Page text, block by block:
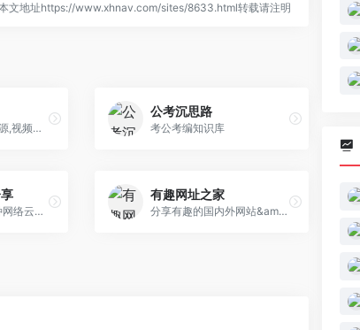
文地址https://www.xhnav.com/sites/8633.html转载请注明
Applnn分享网络资源,视频课程,下载链接,AI工具,BT种子,磁力链接,AI工具,羊毛福利和提供软件和APP下载安装指南,探索新奇网站,分享实用教程,关注科
公考沉思路
考公考编知识库
A姐分享，分享各种网络云盘资源、视频课程、BT种子、磁力链接、高清电影电视剧和羊毛福利，收集各种有趣实用的软件和APP的下载、安装、使用方法，发现一些稀奇古怪的的网站
有趣网址之家
分享有趣的国内外网站&amp;应用新奇的html5网站